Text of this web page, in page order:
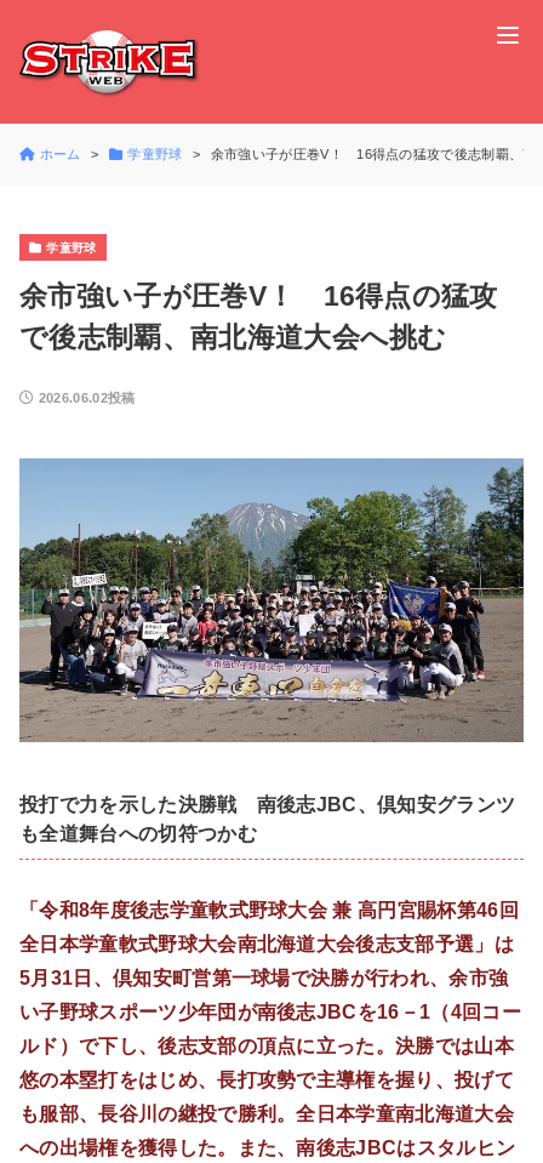
ホーム 学童野球 余市強い子が圧巻V！ 16得点の猛攻で後志制覇、南
学童野球
余市強い子が圧巻V！ 16得点の猛攻
で後志制覇、南北海道大会へ挑む
2026.06.02投稿
投打で力を示した決勝戦 南後志JBC、倶知安グランツ
も全道舞台への切符つかむ
「令和8年度後志学童軟式野球大会 兼 高円宮賜杯第46回
全日本学童軟式野球大会南北海道大会後志支部予選」は
5月31日、倶知安町営第一球場で決勝が行われ、余市強
い子野球スポーツ少年団が南後志JBCを16－1（4回コー
ルド）で下し、後志支部の頂点に立った。決勝では山本
悠の本塁打をはじめ、長打攻勢で主導権を握り、投げて
も服部、長谷川の継投で勝利。全日本学童南北海道大会
への出場権を獲得した。また、南後志JBCはスタルヒン